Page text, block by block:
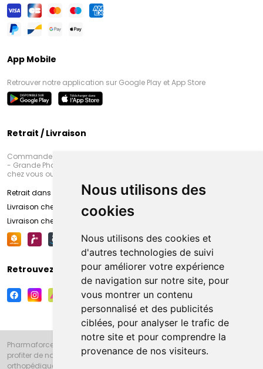
Nous utilisons des
cookies
Nous utilisons des cookies et
d'autres technologies de suivi
pour améliorer votre expérience
de navigation sur notre site, pour
vous montrer un contenu
personnalisé et des publicités
ciblées, pour analyser le trafic de
notre site et pour comprendre la
provenance de nos visiteurs.
App Mobile
Retrouver notre application sur Google Play et App Store
Retrait / Livraison
Commandez en ligne et venez chercher votre commande à Amiens
- Grande Pharmacie d’Amiens (Fachon) ou recevez-là rapidement
chez vous ou en point retrait
Retrait dans la pharmacie d’Amiens
Livraison chez vous
Livraison chez votre commerçant
Retrouvez-nous sur vos réseaux sociaux
Pharmaforce.fr et la Grande Pharmacie d’Amiens vous souhaitent de
profiter de notre accueil, de nos conseils pharmaceutiques,
orthopédiques, homéopathiques, parapharmaceutiques, beauté et